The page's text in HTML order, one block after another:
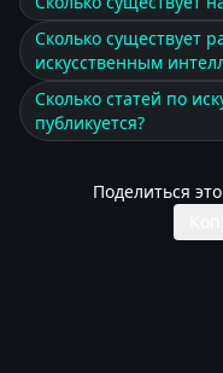
Сколько существует
искусственным
Сколько статей по
публикуется?
Поделиться